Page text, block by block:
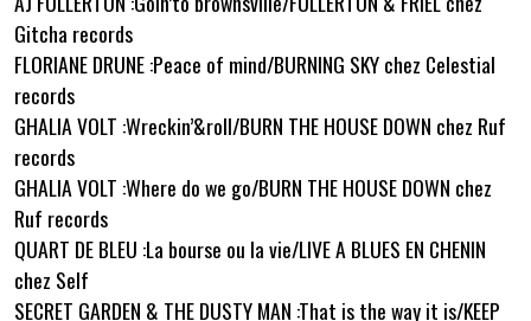
Gitcha records
FLORIANE DRUNE :Peace of mind/BURNING SKY chez Celestial
records
GHALIA VOLT :Wreckin’&roll/BURN THE HOUSE DOWN chez Ruf
records
GHALIA VOLT :Where do we go/BURN THE HOUSE DOWN chez
Ruf records
QUART DE BLEU :La bourse ou la vie/LIVE A BLUES EN CHENIN
chez Self
SECRET GARDEN & THE DUSTY MAN :That is the way it is/KEEP